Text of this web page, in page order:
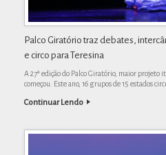
Palco Giratório traz debates,
e circo para Teresina
A 27ª edição do Palco Giratório, maior projeto
começou. Este ano, 16 grupos de 15 estados
Continuar Lendo